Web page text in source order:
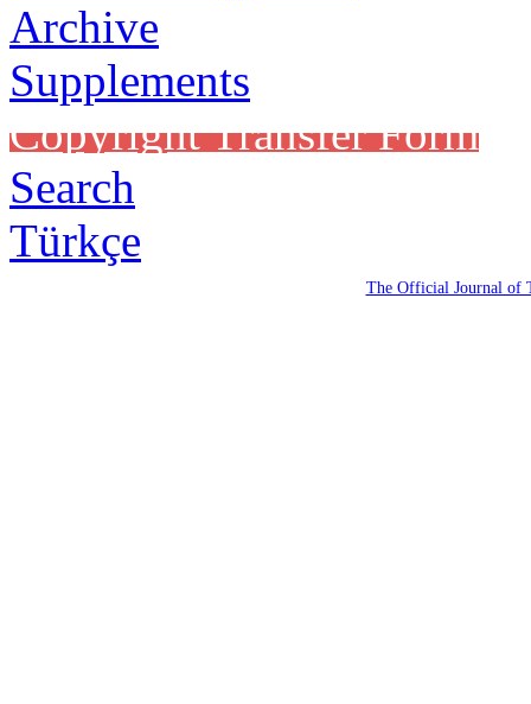
Archive
Supplements
Copyright Transfer Form
Search
Türkçe
The Official Journal of